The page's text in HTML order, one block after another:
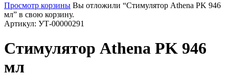
Просмотр корзины Вы отложили “Стимулятор Athena PK 946
мл” в свою корзину.
Артикул: УТ-00000291
Стимулятор Athena PK 946
мл